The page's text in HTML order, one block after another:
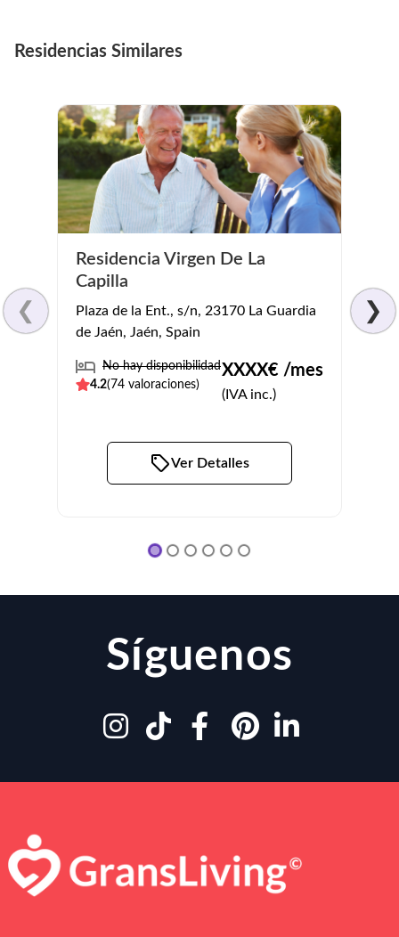
Residencias Similares
❮
Residencia Virgen De La
Capilla
Plaza de la Ent., s/n, 23170 La Guardia
de Jaén, Jaén, Spain
No hay disponibilidad
4.2(74 valoraciones)
XXXX€ /mes
(IVA inc.)
Ver Detalles
Jaén,
❯
Síguenos